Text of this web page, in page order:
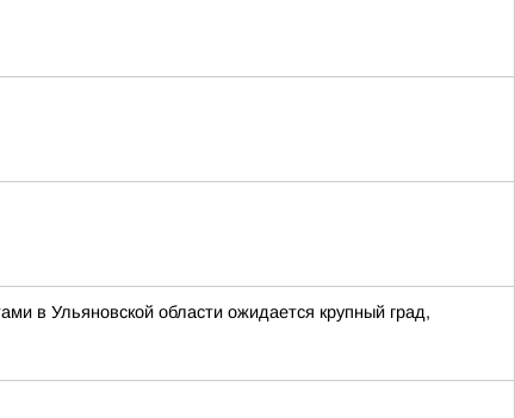
в Ульяновской области ожидается крупный град,